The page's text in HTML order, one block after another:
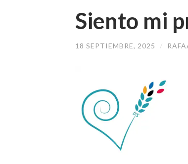
Siento mi
18 SEPTIEMBRE, 2025 /